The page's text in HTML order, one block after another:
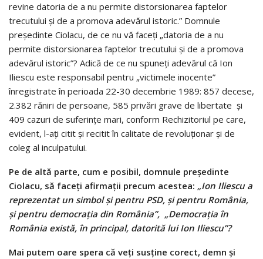
revine datoria de a nu permite distorsionarea faptelor
trecutului și de a promova adevărul istoric.” Domnule
președinte Ciolacu, de ce nu vă faceți „datoria de a nu
permite distorsionarea faptelor trecutului și de a promova
adevărul istoric”? Adică de ce nu spuneți adevărul că Ion
Iliescu este responsabil pentru „victimele inocente”
înregistrate în perioada 22-30 decembrie 1989: 857 decese,
2.382 răniri de persoane, 585 privări grave de libertate și
409 cazuri de suferințe mari, conform Rechizitoriul pe care,
evident, l-ați citit și recitit în calitate de revoluționar și de
coleg al inculpatului.
Pe de altă parte, cum e posibil, domnule președinte
Ciolacu, să faceți afirmații precum acestea: „Ion Iliescu a
reprezentat un simbol și pentru PSD, și pentru România,
și pentru democrația din România”, „Democrația în
România există, în principal, datorită lui Ion Iliescu”?
Mai putem oare spera că veți susține corect, demn și